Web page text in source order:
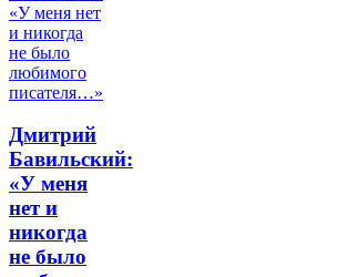
Дмитрий
Бавильский:
«У меня
нет и
никогда
не было